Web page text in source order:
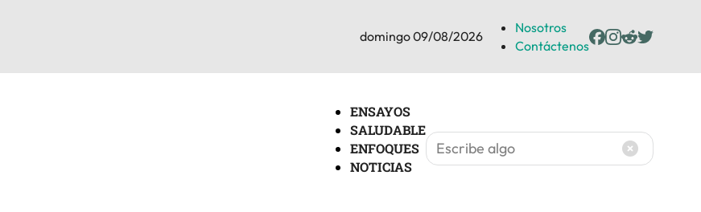
domingo 09/08/2026
Nosotros
Contáctenos
ENSAYOS
SALUDABLE
ENFOQUES
NOTICIAS